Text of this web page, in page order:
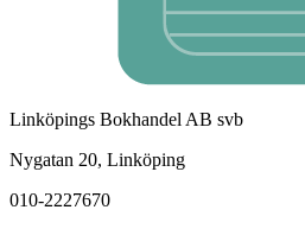
Linköpings Bokhandel AB svb
Nygatan 20, Linköping
010-2227670